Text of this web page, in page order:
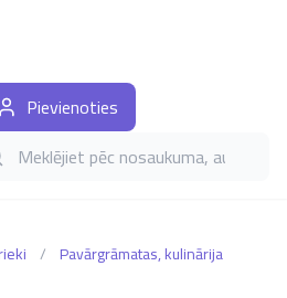
grāmatas pēc nosaukuma, autora,
Pievienoties
/ Pavārgrāmatas, kulinārija